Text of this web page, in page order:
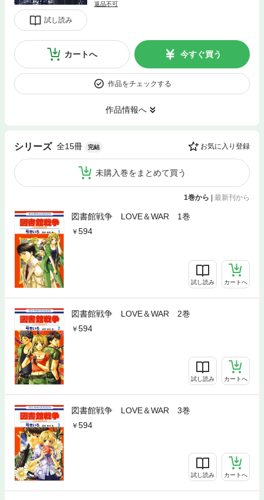
試し読み
返品不可
カートへ 今すぐ買う
作品をチェックする
作品情報へ
シリーズ 全15冊 完結 お気に入り登録
未購入巻をまとめて買う
1巻から 最新刊から
図書館戦争 LOVE＆WAR 1巻
594
試し読み カートへ
図書館戦争 LOVE＆WAR 2巻
594
試し読み カートへ
図書館戦争 LOVE＆WAR 3巻
594
試し読み カートへ